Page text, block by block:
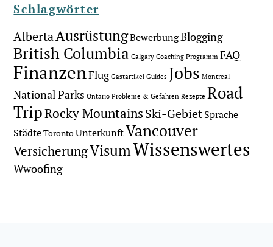
Schlagwörter
AlbertaAusrüstungBewerbungBlogging
British Columbia Calgary Coaching Programm FAQ
FinanzenFlug Gastartikel Guides Jobs Montreal
National Parks Ontario Probleme & Gefahren Rezepte Road
TripRocky MountainsSki-GebietSprache
StädteTorontoUnterkunftVancouver
VersicherungVisumWissenswertes
Wwoofing